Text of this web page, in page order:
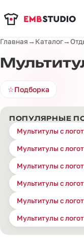
Главная→ Каталог→
☆Подборка
ПОПУЛЯРНЫЕ
Мультитулы с
Мультитулы с
Мультитулы с
Мультитулы с
Мультитулы с
Мультитулы с